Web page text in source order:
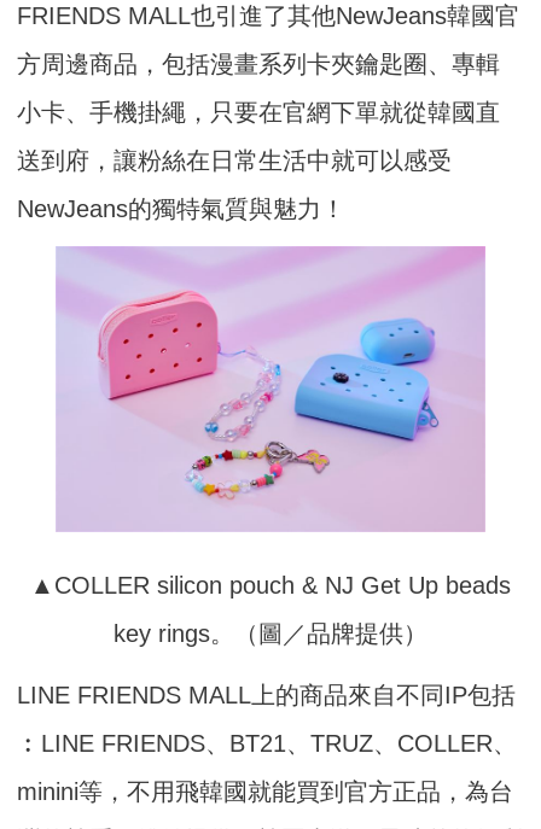
FRIENDS MALL也引進了其他NewJeans韓國官
方周邊商品，包括漫畫系列卡夾鑰匙圈、專輯
小卡、手機掛繩，只要在官網下單就從韓國直
送到府，讓粉絲在日常生活中就可以感受
NewJeans的獨特氣質與魅力！
▲COLLER silicon pouch & NJ Get Up beads
key rings。（圖／品牌提供）
LINE FRIENDS MALL上的商品來自不同IP包括
︰LINE FRIENDS、BT21、TRUZ、COLLER、
minini等，不用飛韓國就能買到官方正品，為台